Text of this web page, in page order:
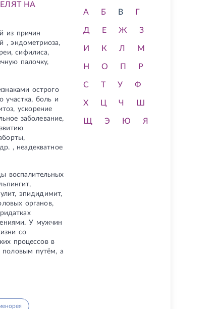
НА
из причин
, эндометриоза,
сифилиса,
палочку,
острого
участка, боль и
ускорение
заболевание,
, неадекватное
воспалительных
эпидидимит,
органов,
У мужчин
со
процессов в
половым путём, а
А Б В Г
Д Е Ж З
И К Л М
Н О П Р
С Т У Ф
Х Ц Ч Ш
Щ Э Ю Я